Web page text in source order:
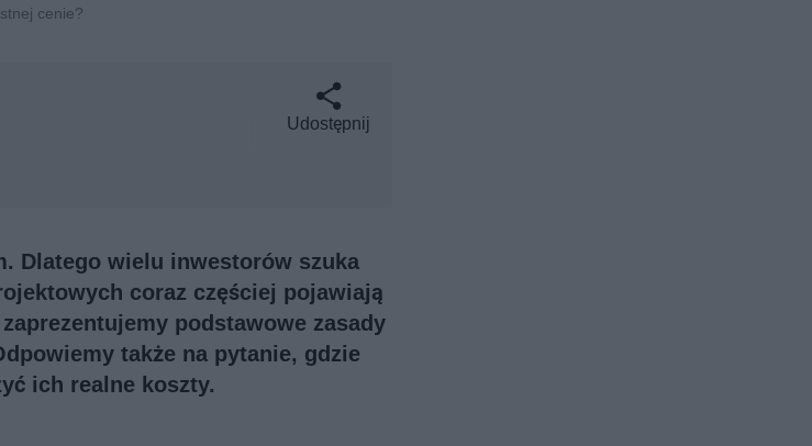
cenie?
Udostępnij
Dlatego wielu inwestorów szuka
coraz częściej pojawiają
podstawowe zasady
także na pytanie, gdzie
ich realne koszty.